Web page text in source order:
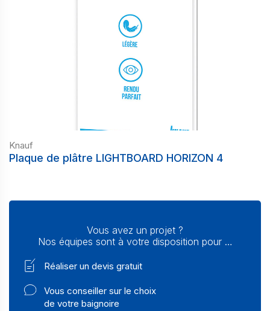
Knauf
Plaque de plâtre LIGHTBOARD HORIZON 4
Vous avez un projet ?
Nos équipes sont à votre disposition pour …
Réaliser un devis gratuit
Vous conseiller sur le choix
de votre baignoire